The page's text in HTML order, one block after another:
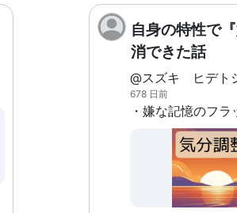
にまとめておいて
という命令も出せ
特有で用意できる
いくとよいでしょう。 ③キャラは
イメージに合った
理想とするカウ
す。慰めてくれ
いし、叱咤して
れない、ですが
わけです。自分
自身の特性で
消できた話
@スズキ ヒデト
678 日前